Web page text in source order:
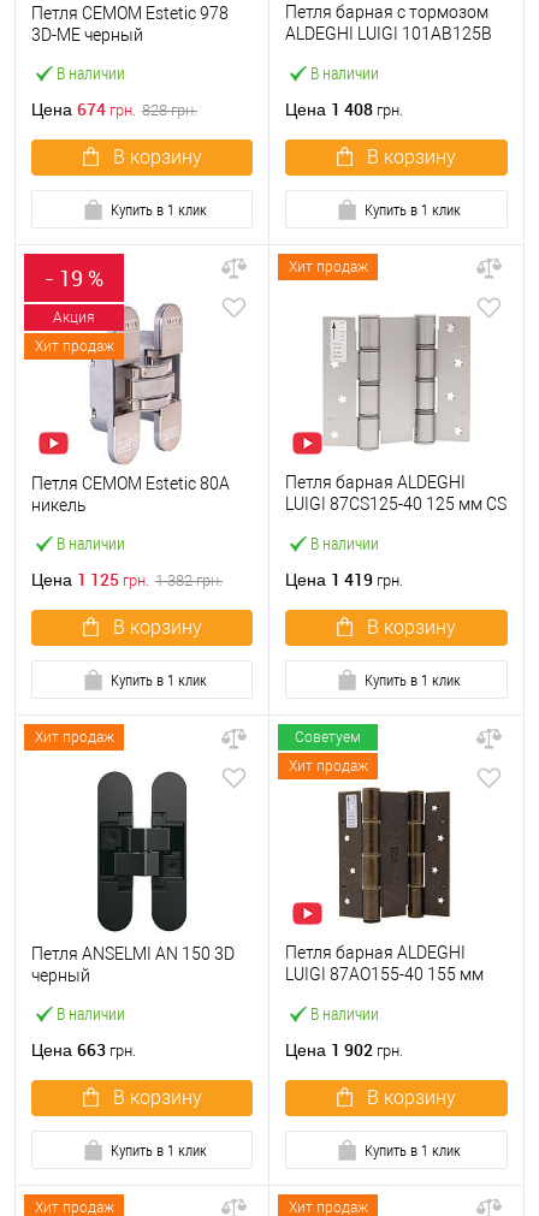
В наличии
Петля CEMOM Estetic 978
3D-ME черный
Цена 674 грн. 828грн.
В корзину
Купить в 1 клик
В наличии
Петля барная с тормозом
ALDEGHI LUIGI 101AB125B
Цена 1 408 грн.
В корзину
Купить в 1 клик
- 19 %
Акция
Хит продаж
В наличии
Петля CEMOM Estetic 80A
никель
Цена 1 125 грн. 1 382грн.
В корзину
Купить в 1 клик
Хит продаж
В наличии
Петля барная ALDEGHI
LUIGI 87CS125-40 125 мм CS
Цена 1 419 грн.
В корзину
Купить в 1 клик
Хит продаж
В наличии
Петля ANSELMI AN 150 3D
черный
Цена 663 грн.
В корзину
Купить в 1 клик
Советуем
Хит продаж
В наличии
Петля барная ALDEGHI
LUIGI 87AO155-40 155 мм
Цена 1 902 грн.
В корзину
Купить в 1 клик
Хит продаж Хит продаж